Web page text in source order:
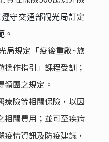
守交通部觀光局訂定
。
局規定「疫後重啟~旅
作指引」課程受訓；
團之規定。
療險等相關保險，以因
相關費用；並可至疾病
情資訊及防疫建議，